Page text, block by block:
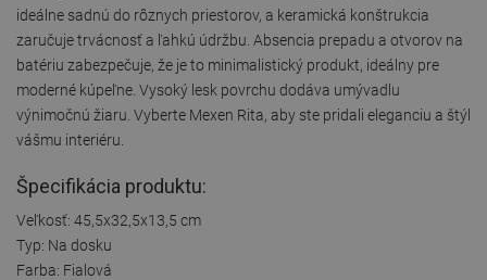
ideálne sadnú do rôznych priestorov, a keramická konštrukcia
zaručuje trvácnosť a ľahkú údržbu. Absencia prepadu a otvorov na
batériu zabezpečuje, že je to minimalistický produkt, ideálny pre
moderné kúpeľne. Vysoký lesk povrchu dodáva umývadlu
výnimočnú žiaru. Vyberte Mexen Rita, aby ste pridali eleganciu a štýl
vášmu interiéru.
Špecifikácia produktu:
Veľkosť: 45,5x32,5x13,5 cm
Typ: Na dosku
Farba: Fialová